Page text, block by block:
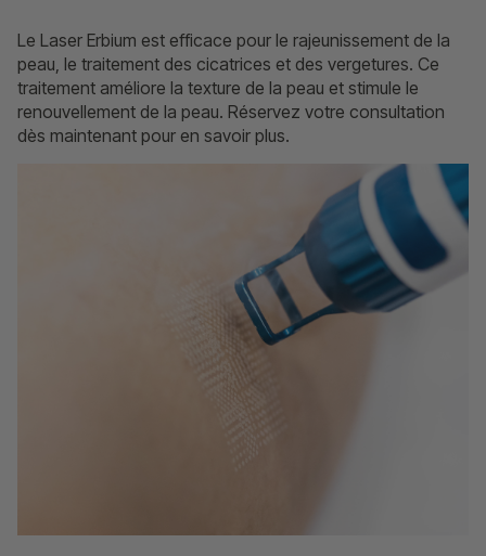
Le Laser Erbium est efficace pour le rajeunissement de la
peau, le traitement des cicatrices et des vergetures. Ce
traitement améliore la texture de la peau et stimule le
renouvellement de la peau. Réservez votre consultation
dès maintenant pour en savoir plus.